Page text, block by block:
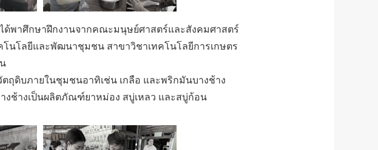
พาศึกษาฝึกงานจากคณะมนุษย์ศาสตร์และสังคมศาสตร์
นโลยีและพัฒนาชุมชน สาขาวิชาเทคโนโลยีการเกษตร
ถุดิบภายในชุมชนอาทิเช่น เกลือ และพริกมันบางช้าง
งช้างเป็นผลิตภัณฑ์ยาหม่อง สบู่เหลว และสบู่ก้อน